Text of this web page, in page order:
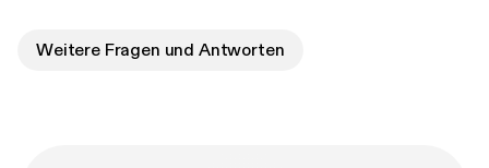
Weitere Fragen und Antworten